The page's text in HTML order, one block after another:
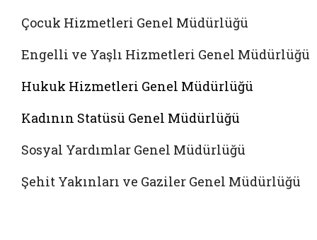
Çocuk Hizmetleri Genel Müdürlüğü
Engelli ve Yaşlı Hizmetleri Genel Müdürlüğü
Hukuk Hizmetleri Genel Müdürlüğü
Kadının Statüsü Genel Müdürlüğü
Sosyal Yardımlar Genel Müdürlüğü
Şehit Yakınları ve Gaziler Genel Müdürlüğü